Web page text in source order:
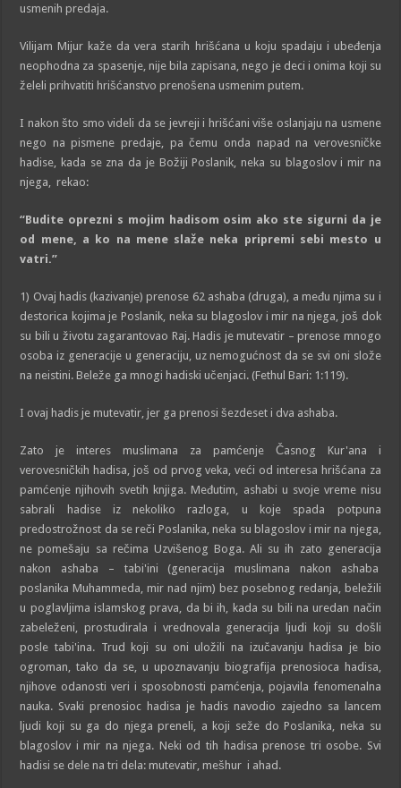
usmenih predaja.
Vilijam Mijur kaže da vera starih hrišćana u koju spadaju i ubeđenja
neophodna za spasenje, nije bila zapisana, nego je deci i onima koji su
želeli prihvatiti hrišćanstvo prenošena usmenim putem.
I nakon što smo videli da se jevreji i hrišćani više oslanjaju na usmene
nego na pismene predaje, pa čemu onda napad na verovesničke
hadise, kada se zna da je Božiji Poslanik, neka su blagoslov i mir na
njega, rekao:
“Budite oprezni s mojim hadisom osim ako ste sigurni da je
od mene, a ko na mene slaže neka pripremi sebi mesto u
vatri.”
1) Ovaj hadis (kazivanje) prenose 62 ashaba (druga), a među njima su i
destorica kojima je Poslanik, neka su blagoslov i mir na njega, još dok
su bili u životu zagarantovao Raj. Hadis je mutevatir – prenose mnogo
osoba iz generacije u generaciju, uz nemogućnost da se svi oni slože
na neistini. Beleže ga mnogi hadiski učenjaci. (Fethul Bari: 1:119).
I ovaj hadis je mutevatir, jer ga prenosi šezdeset i dva ashaba.
Zato je interes muslimana za pamćenje Časnog Kur'ana i
verovesničkih hadisa, još od prvog veka, veći od interesa hrišćana za
pamćenje njihovih svetih knjiga. Međutim, ashabi u svoje vreme nisu
sabrali hadise iz nekoliko razloga, u koje spada potpuna
predostrožnost da se reči Poslanika, neka su blagoslov i mir na njega,
ne pomešaju sa rečima Uzvišenog Boga. Ali su ih zato generacija
nakon ashaba – tabi'ini (generacija muslimana nakon ashaba
poslanika Muhammeda, mir nad njim) bez posebnog redanja, beležili
u poglavljima islamskog prava, da bi ih, kada su bili na uredan način
zabeleženi, prostudirala i vrednovala generacija ljudi koji su došli
posle tabi'ina. Trud koji su oni uložili na izučavanju hadisa je bio
ogroman, tako da se, u upoznavanju biografija prenosioca hadisa,
njihove odanosti veri i sposobnosti pamćenja, pojavila fenomenalna
nauka. Svaki prenosioc hadisa je hadis navodio zajedno sa lancem
ljudi koji su ga do njega preneli, a koji seže do Poslanika, neka su
blagoslov i mir na njega. Neki od tih hadisa prenose tri osobe. Svi
hadisi se dele na tri dela: mutevatir, mešhur i ahad.